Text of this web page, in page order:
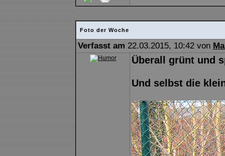
Foto der Woche
Verfasst am 22.03.2015, 10:42 von
Überall grünt und
Und selbst die